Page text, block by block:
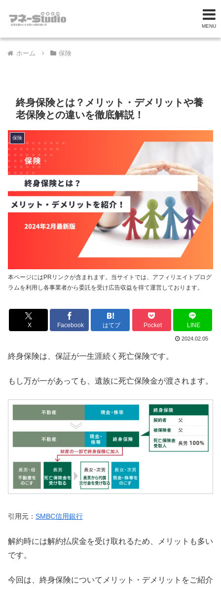
MENU
ホーム 保険
終身保険とは？メリット・デメリットや養
老保険との違いを徹底解説！
本ページにはPRリンクが含まれます。当サイトでは、アフィリエイトプログ
ラムを利用し各事業者から委託を受け広告収益を得て運営しております。
保険
X Facebook はてブ Pocket LINE
2024.02.05
終身保険は、保証が一生涯続く死亡保険です。
もし万が一があっても、遺族に死亡保険金が渡されます。
引用元： SMBC信用銀行
解約時には解約払戻金を受け取れるため、メリットも多い
です。
今回は、終身保険についてメリット・デメリットをご紹介